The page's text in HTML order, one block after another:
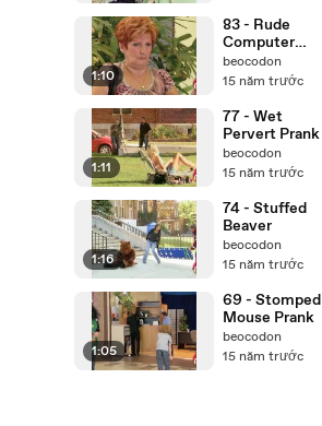
1:10
83 - Rude
Computer
Pushers Gag
beocodon
15 năm trước
1:11
77 - Wet
Pervert Prank
beocodon
15 năm trước
1:16
74 - Stuffed
Beaver
beocodon
15 năm trước
1:05
69 - Stomped
Mouse Prank
beocodon
15 năm trước